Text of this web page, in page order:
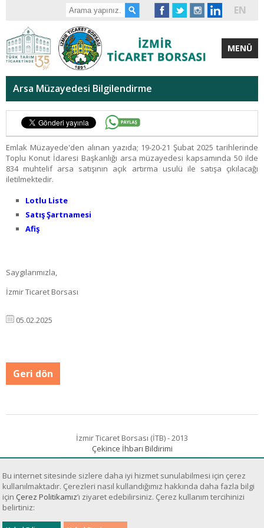
EN
MENÜ
Arsa Müzayedesi Bilgilendirme
Emlak Müzayede'den alınan yazıda; 19-20-21 Şubat 2025 tarihlerinde
Toplu Konut İdaresi Başkanlığı arsa müzayedesi kapsamında 50 ilde
834 muhtelif arsa satışının açık artırma usulü ile satışa çıkılacağı
iletilmektedir.
Lotlu Liste
Satış Şartnamesi
Afiş
Saygılarımızla,
İzmir Ticaret Borsası
05.02.2025
Geri dön
İzmir Ticaret Borsası (İTB) - 2013
Çekince İhbarı Bildirimi
Sanal Yazılım Ltd.
Bu internet sitesinde sizlere daha iyi hizmet sunulabilmesi için çerez
kullanılmaktadır. Çerezleri nasıl kullandığımız hakkında daha fazla bilgi
için Çerez Politikamız’ı ziyaret edebilirsiniz. Çerez kullanım tercihinizi
belirtiniz: